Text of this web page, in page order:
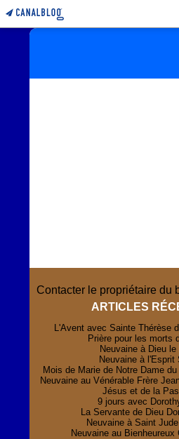
Contacter le propriétaire du
ARTICLES
L'Avent avec Sainte Thérèse
Prière pour les morts
Neuvaine à Dieu le
Neuvaine à l'Esprit
Mois de Marie de Notre Dame
Neuvaine au Vénérable Frère
Jésus et de la
9 jours avec
La Servante de Dieu
Neuvaine à Saint
Neuvaine au Bienheureux